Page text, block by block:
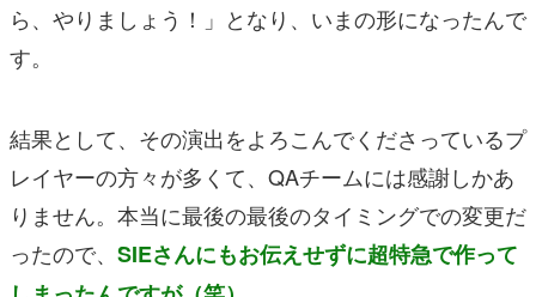
ら、やりましょう！」となり、いまの形になったんで
す。
結果として、その演出をよろこんでくださっているプ
レイヤーの方々が多くて、QAチームには感謝しかあ
りません。本当に最後の最後のタイミングでの変更だ
ったので、 SIEさんにもお伝えせずに超特急で作って